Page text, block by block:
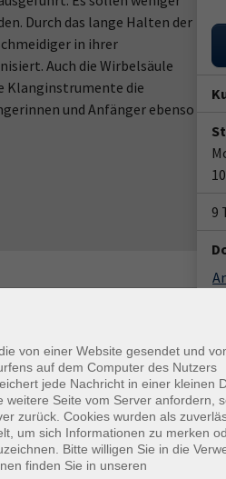
Durch das lange Halten der
in ihrer
Auch die Wirbelsäule
Klanginstrumente die
und Anfänger ebenso
Forum, Kirchplatz 8
Forum, Kirchplatz 8
Forum, Kirchplatz 8
Forum, Kirchplatz 8
9
von einer Website gesendet und
auf dem Computer des Nutzers
jede Nachricht in einer kleinen
weitere Seite vom Server anfordern,
zurück. Cookies wurden als
um sich Informationen zu merken
Bitte willigen Sie in die
finden Sie in unseren